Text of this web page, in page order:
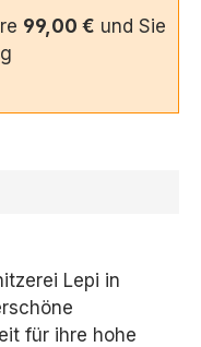
99,00 € und Sie
Lepi in
für ihre hohe